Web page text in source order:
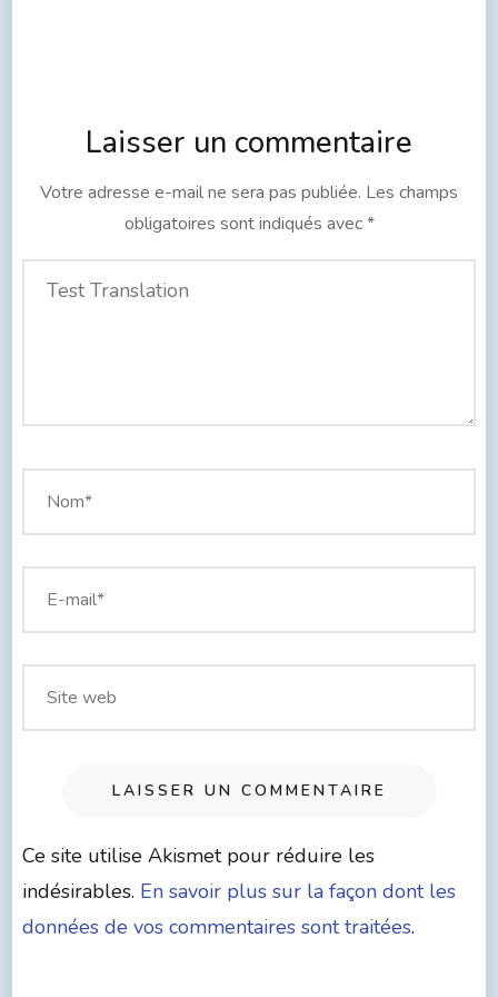
Laisser un commentaire
Votre adresse e-mail ne sera pas publiée. Les champs
obligatoires sont indiqués avec*
Ce site utilise Akismet pour réduire les
indésirables. En savoir plus sur la façon dont les
données de vos commentaires sont traitées.